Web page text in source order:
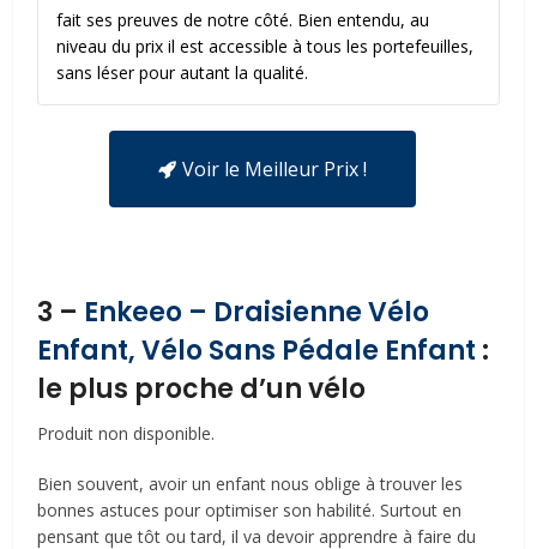
fait ses preuves de notre côté. Bien entendu, au
niveau du prix il est accessible à tous les portefeuilles,
sans léser pour autant la qualité.
Voir le Meilleur Prix !
3 – Enkeeo – Draisienne Vélo
Enfant, Vélo Sans Pédale Enfant :
le plus proche d’un vélo
Produit non disponible.
Bien souvent, avoir un enfant nous oblige à trouver les
bonnes astuces pour optimiser son habilité. Surtout en
pensant que tôt ou tard, il va devoir apprendre à faire du